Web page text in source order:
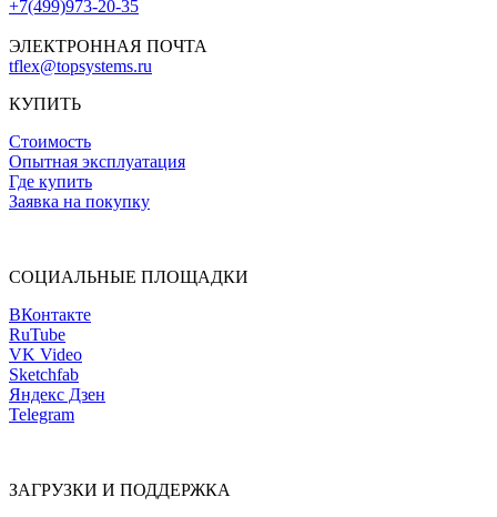
+7(499)973-20-35
ЭЛЕКТРОННАЯ ПОЧТА
tflex@topsystems.ru
КУПИТЬ
Стоимость
Опытная эксплуатация
Где купить
Заявка на покупку
СОЦИАЛЬНЫЕ ПЛОЩАДКИ
ВКонтакте
RuTube
VK Video
Sketchfab
Яндекс Дзен
Telegram
ЗАГРУЗКИ И ПОДДЕРЖКА